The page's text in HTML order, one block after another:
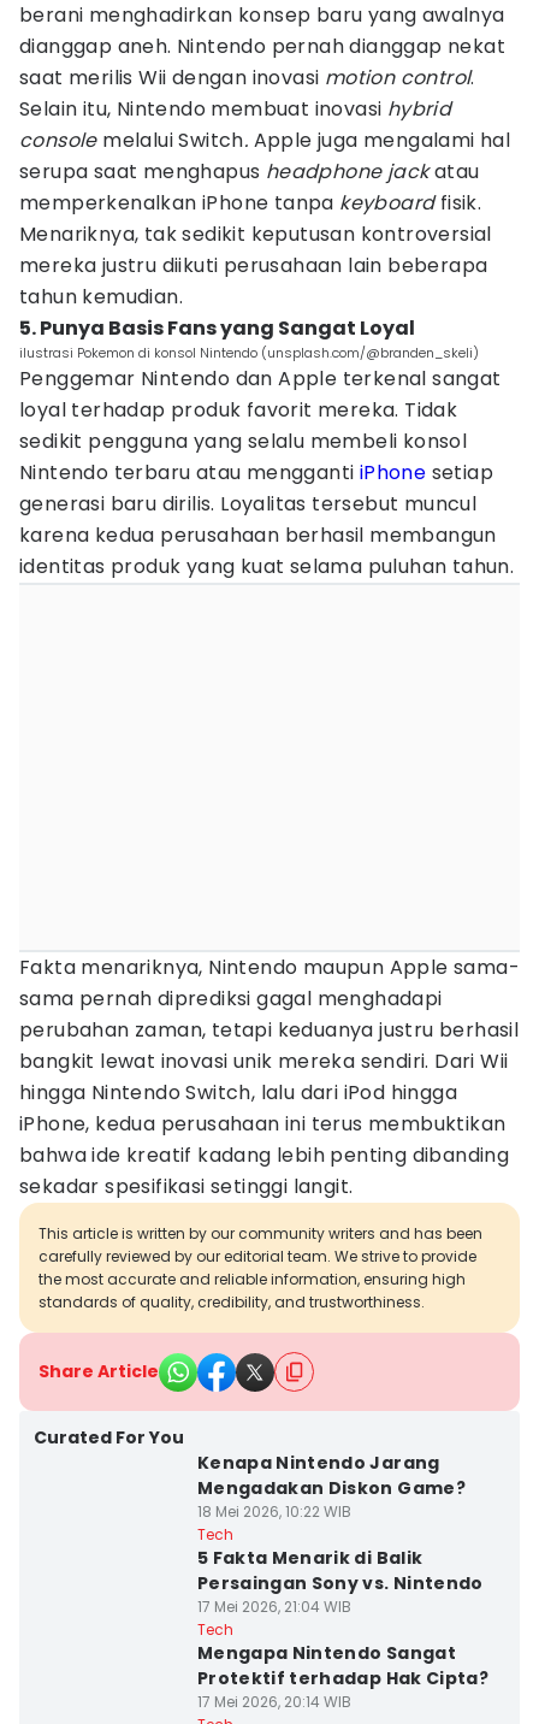
berani menghadirkan konsep baru yang awalnya
dianggap aneh. Nintendo pernah dianggap nekat
saat merilis Wii dengan inovasi motion control.
Selain itu, Nintendo membuat inovasi hybrid
console melalui Switch. Apple juga mengalami hal
serupa saat menghapus headphone jackatau
memperkenalkan iPhone tanpa keyboardfisik.
Menariknya, tak sedikit keputusan kontroversial
mereka justru diikuti perusahaan lain beberapa
tahun kemudian.
5. Punya Basis Fans yang Sangat Loyal
ilustrasi Pokemon di konsol Nintendo (unsplash.com/@branden_skeli)
Penggemar Nintendo dan Apple terkenal sangat
loyal terhadap produk favorit mereka. Tidak
sedikit pengguna yang selalu membeli konsol
Nintendo terbaru atau mengganti iPhone setiap
generasi baru dirilis. Loyalitas tersebut muncul
karena kedua perusahaan berhasil membangun
identitas produk yang kuat selama puluhan tahun.
Fakta menariknya, Nintendo maupun Apple sama-
sama pernah diprediksi gagal menghadapi
perubahan zaman, tetapi keduanya justru berhasil
bangkit lewat inovasi unik mereka sendiri. Dari Wii
hingga Nintendo Switch, lalu dari iPod hingga
iPhone, kedua perusahaan ini terus membuktikan
bahwa ide kreatif kadang lebih penting dibanding
sekadar spesifikasi setinggi langit.
This article is written by our community writers and has been
carefully reviewed by our editorial team. We strive to provide
the most accurate and reliable information, ensuring high
standards of quality, credibility, and trustworthiness.
Share Article
Curated For You
Kenapa Nintendo Jarang
Mengadakan Diskon Game?
18 Mei 2026, 10:22 WIB
Tech
5 Fakta Menarik di Balik
Persaingan Sony vs. Nintendo
17 Mei 2026, 21:04 WIB
Tech
Mengapa Nintendo Sangat
Protektif terhadap Hak Cipta?
17 Mei 2026, 20:14 WIB